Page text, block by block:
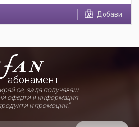
Добави
абонамент
се, за да получаваш
оферти и информация
и промоции.”